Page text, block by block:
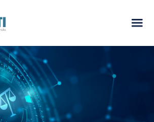
MAPA DA INOVAÇÃO